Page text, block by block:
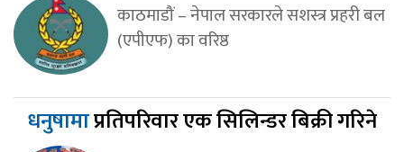
काठमाडौं – नेपाल सरकारले सशस्त्र प्रहरी बल
(एपीएफ) का वरिष्ठ
धनुषामाप्रतिपरिवार एक सिलिन्डर बिक्री गरिने